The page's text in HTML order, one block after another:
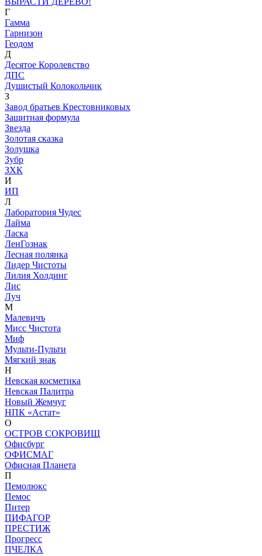
Г
Гамма
Гарнизон
Геодом
Д
Десятое Королевство
ДПС
Душистый Колокольчик
З
Завод братьев Крестовниковых
Защитная формула
Звезда
Золотая сказка
Золушка
Зубр
ЗХК
И
ИП
Л
Лаборатория Чудес
Лайма
Ласка
ЛенГознак
Лесная полянка
Лидер Чистоты
Лилия Холдинг
Лис
Луч
М
Малевичъ
Мисс Чистота
Миф
Мульти-Пульти
Мягкий знак
Н
Невская косметика
Невская Палитра
Новый Жемчуг
НПК «Астат»
О
ОСТРОВ СОКРОВИЩ
Офисбург
ОФИСМАГ
Офисная Планета
П
Пемолюкс
Пемос
Питер
ПИФАГОР
ПРЕСТИЖ
Прогресс
ПЧЕЛКА